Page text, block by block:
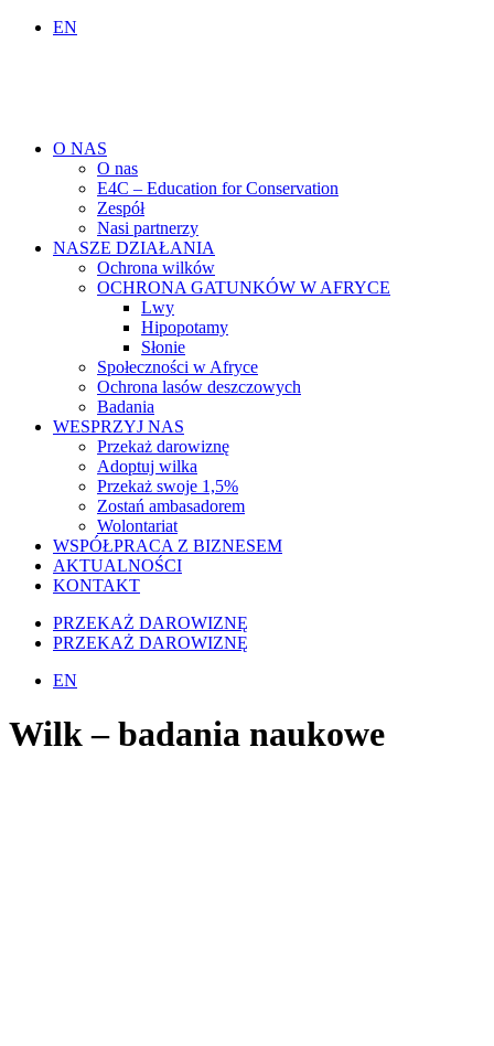
EN
O NAS
O nas
E4C – Education for Conservation
Zespół
Nasi partnerzy
NASZE DZIAŁANIA
Ochrona wilków
OCHRONA GATUNKÓW W AFRYCE
Lwy
Hipopotamy
Słonie
Społeczności w Afryce
Ochrona lasów deszczowych
Badania
WESPRZYJ NAS
Przekaż darowiznę
Adoptuj wilka
Przekaż swoje 1,5%
Zostań ambasadorem
Wolontariat
WSPÓŁPRACA Z BIZNESEM
AKTUALNOŚCI
KONTAKT
PRZEKAŻ DAROWIZNĘ
PRZEKAŻ DAROWIZNĘ
EN
Wilk – badania naukowe